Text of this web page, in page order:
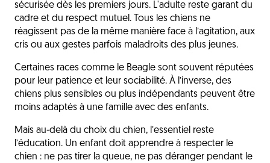
sécurisée dès les premiers jours. L'adulte reste garant du
cadre et du respect mutuel. Tous les chiens ne
réagissent pas de la même manière face à l’agitation, aux
cris ou aux gestes parfois maladroits des plus jeunes.
Certaines races comme le Beagle sont souvent réputées
pour leur patience et leur sociabilité. À l’inverse, des
chiens plus sensibles ou plus indépendants peuvent être
moins adaptés à une famille avec des enfants.
Mais au-delà du choix du chien, l’essentiel reste
l’éducation. Un enfant doit apprendre à respecter le
chien : ne pas tirer la queue, ne pas déranger pendant le